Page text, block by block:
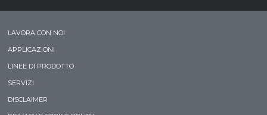
LAVORA CON NOI
APPLICAZIONI
LINEE DI PRODOTTO
SERVIZI
DISCLAIMER